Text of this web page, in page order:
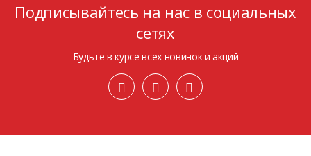
Подписывайтесь на нас в социальных
сетях
Будьте в курсе всех новинок и акций